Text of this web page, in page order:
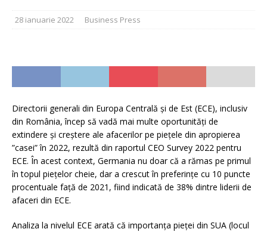
28 ianuarie 2022 Business Press
Directorii generali din Europa Centrală și de Est (ECE), inclusiv
din România, încep să vadă mai multe oportunități de
extindere și creștere ale afacerilor pe piețele din apropierea
”casei” în 2022, rezultă din raportul CEO Survey 2022 pentru
ECE. În acest context, Germania nu doar că a rămas pe primul
în topul piețelor cheie, dar a crescut în preferințe cu 10 puncte
procentuale față de 2021, fiind indicată de 38% dintre liderii de
afaceri din ECE.
Analiza la nivelul ECE arată că importanța pieței din SUA (locul